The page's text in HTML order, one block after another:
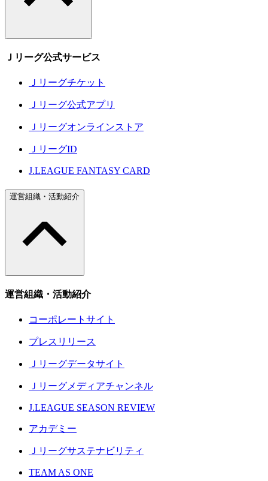
Ｊリーグ公式サービス
Ｊリーグチケット
Ｊリーグ公式アプリ
Ｊリーグオンラインストア
ＪリーグID
J.LEAGUE FANTASY CARD
運営組織・活動紹介
運営組織・活動紹介
コーポレートサイト
プレスリリース
Ｊリーグデータサイト
Ｊリーグメディアチャンネル
J.LEAGUE SEASON REVIEW
アカデミー
Ｊリーグサステナビリティ
TEAM AS ONE